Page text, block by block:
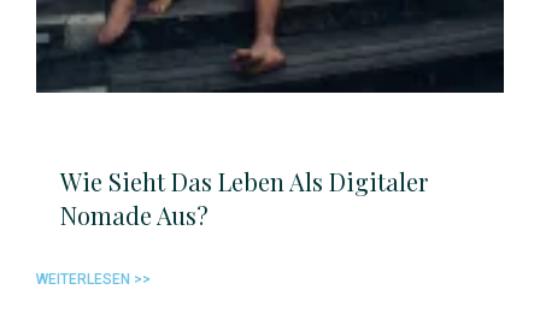
Wie Sieht Das Leben Als Digitaler
Nomade Aus?
WEITERLESEN >>